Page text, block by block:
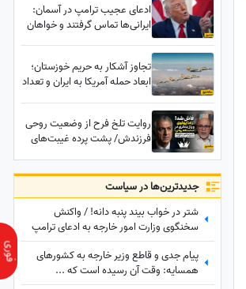
ادعای عجیب ترامپ در آسمان:
ایرانی‌ها تماس گرفتند و خواهان
تجاوز آشکار به حریم خوزستان؛
ابعاد حمله آمریکا به ایران و تعداد
روایت تلخ فرح از وضعیت روحی
فرزندش/ پشت پرده غیبت‌های
جدید‌ترین‌ها در سیاست
شتر در خواب بیند پنبه دانه! / واکنش
سخنگوی وزارت امور خارجه به ادعای ترامپ
درباره ایران
پیام جدی و قاطع وزیر خارجه به کشورهای
همسایه: وقت آن رسیده است که ...